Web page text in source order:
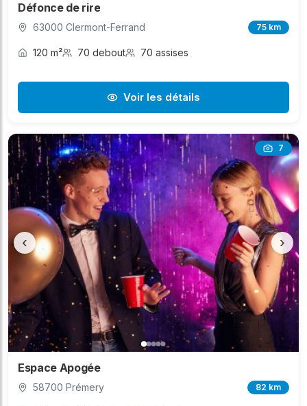
Défonce de rire
63000 Clermont-Ferrand 75 km
120 m² 70 debout 70 assises
Voir les détails
7
‹ ›
Espace Apogée
58700 Prémery 82 km